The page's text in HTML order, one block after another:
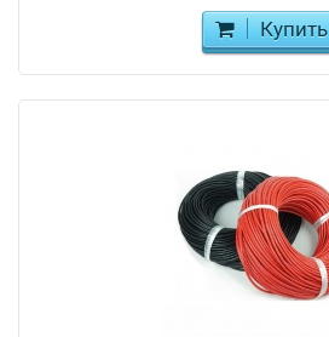
Купить